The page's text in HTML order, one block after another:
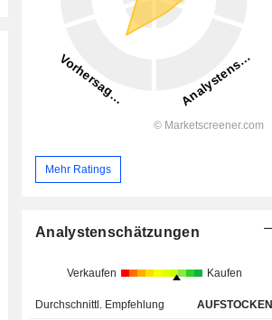
Mehr Ratings
Analystenschätzungen
Verkaufen Kaufen
Durchschnittl. Empfehlung AUFSTOCKEN